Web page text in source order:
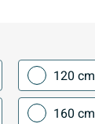
120 cm
160 cm